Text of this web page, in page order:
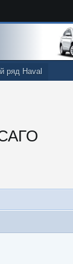
ряд Haval